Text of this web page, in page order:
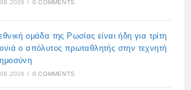
/ 0 COMMENTS
ομάδα της Ρωσίας είναι ήδη για τρίτη
ο απόλυτος πρωταθλητής στην τεχνητή
/ 0 COMMENTS